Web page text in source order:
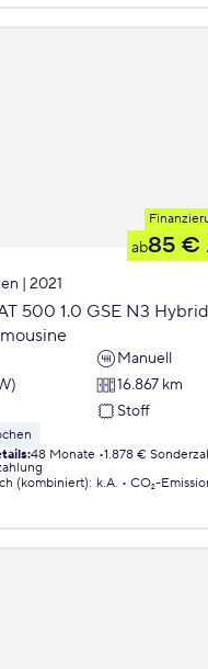
ab85 €
| 2021
500 1.0 GSE N3
Manuell
16.867 km
Stoff
:48 Monate 1.878 €
(kombiniert): k.A.
CO₂-